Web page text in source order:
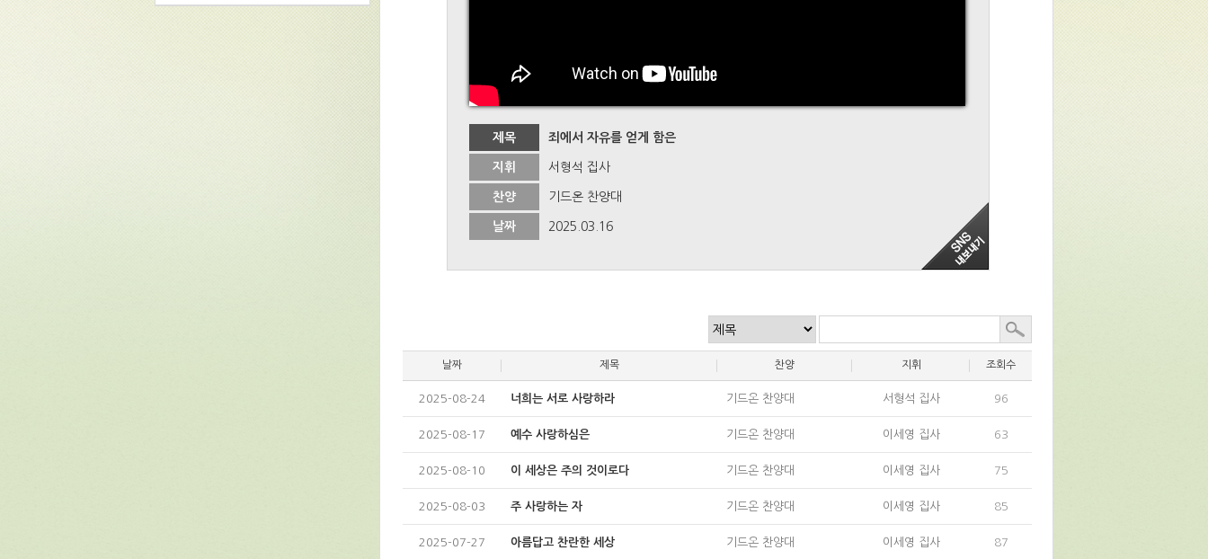
제목 죄에서 자유를 얻게 함은
지휘 서형석 집사
찬양 기드온 찬양대
날짜 2025.03.16
날짜 제목 찬양 지휘 조회수
2025-08-24 너희는 서로 사랑하라 기드온 찬양대 서형석 집사 96
2025-08-17 예수 사랑하심은 기드온 찬양대 이세영 집사 63
2025-08-10 이 세상은 주의 것이로다 기드온 찬양대 이세영 집사 75
2025-08-03 주 사랑하는 자 기드온 찬양대 이세영 집사 85
2025-07-27 아름답고 찬란한 세상 기드온 찬양대 이세영 집사 87